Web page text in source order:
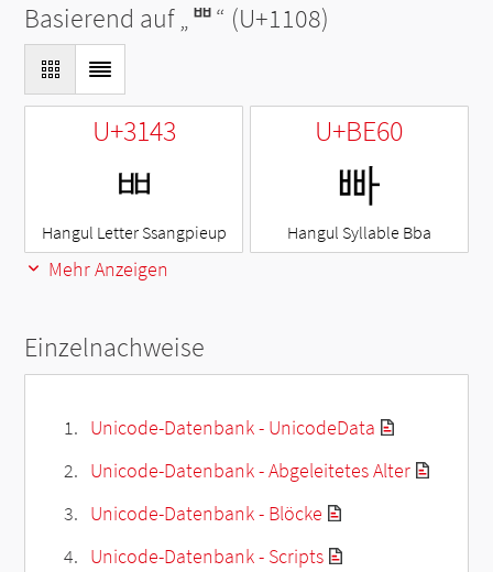
Basierend auf „ᄈ“ (U+1108)
U+3143
ㅃ
Hangul Letter Ssangpieup
U+BE60
빠
Hangul Syllable Bba
Mehr Anzeigen
Einzelnachweise
Unicode-Datenbank - UnicodeData
Unicode-Datenbank - Abgeleitetes Alter
Unicode-Datenbank - Blöcke
Unicode-Datenbank - Scripts